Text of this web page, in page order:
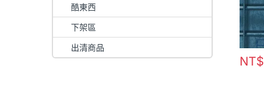
NT$
酷東西
下架區
出清商品